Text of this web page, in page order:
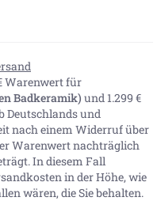
Warenwert für
Badkeramik) und 1.299 €
Deutschlands und
nach einem Widerruf über
Warenwert nachträglich
In diesem Fall
in der Höhe, wie
wären, die Sie behalten.